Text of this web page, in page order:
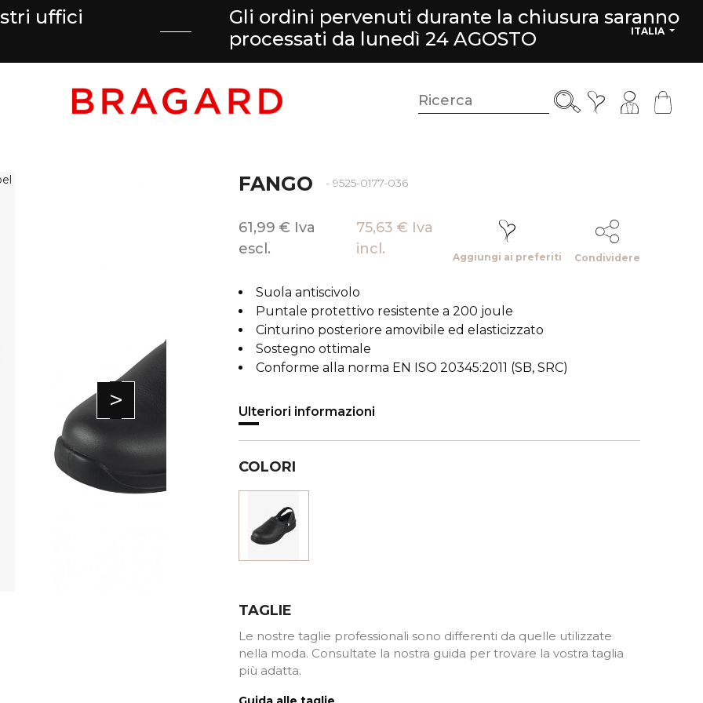
uffici
Gli ordini pervenuti durante la chiusura saranno
processati da lunedì 24 AGOSTO
ITALIA
>
FANGO - 9525-0177-036
61,99 € Iva
escl.
75,63 € Iva
incl.
Aggiungi ai preferiti Condividere
Suola antiscivolo
Puntale protettivo resistente a 200 joule
Cinturino posteriore amovibile ed elasticizzato
Sostegno ottimale
Conforme alla norma EN ISO 20345:2011 (SB, SRC)
Ulteriori informazioni
COLORI
TAGLIE
Le nostre taglie professionali sono differenti da quelle utilizzate
nella moda. Consultate la nostra guida per trovare la vostra taglia
più adatta.